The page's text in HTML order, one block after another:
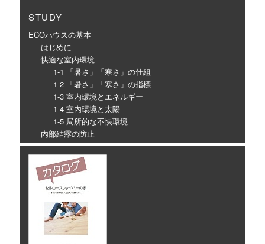
STUDY
ECOハウスの基本
はじめに
快適な室内環境
1-1 「暑さ」「寒さ」の仕組
1-2 「暑さ」「寒さ」の指標
1-3 室内環境とエネルギー
1-4 室内環境と太陽
1-5 局所的な不快環境
内部結露の防止